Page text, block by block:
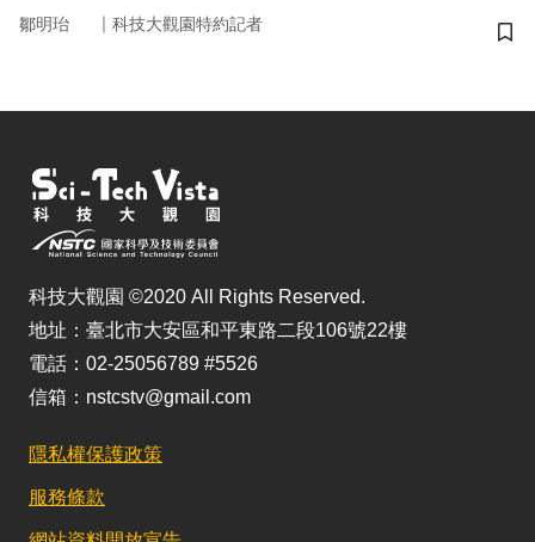
鄒明珆 ｜ 科技大觀園特約記者
儲
科技大觀園 ©2020 All Rights Reserved.
地址：臺北市大安區和平東路二段106號22樓
電話：02-25056789 #5526
信箱：nstcstv@gmail.com
隱私權保護政策
服務條款